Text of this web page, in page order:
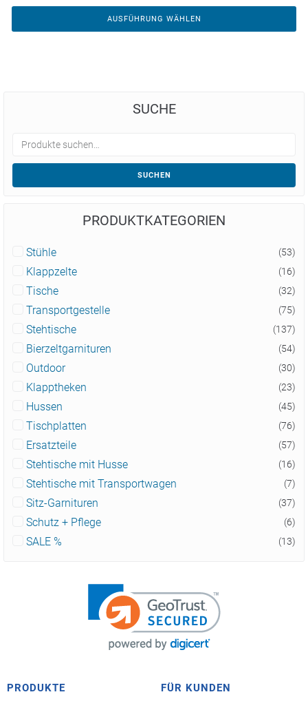
AUSFÜHRUNG WÄHLEN
SUCHE
SUCHEN
PRODUKTKATEGORIEN
Stühle (53)
Klappzelte (16)
Tische (32)
Transportgestelle (75)
Stehtische (137)
Bierzeltgarnituren (54)
Outdoor (30)
Klapptheken (23)
Hussen (45)
Tischplatten (76)
Ersatzteile (57)
Stehtische mit Husse (16)
Stehtische mit Transportwagen (7)
Sitz-Garnituren (37)
Schutz + Pflege (6)
SALE % (13)
PRODUKTE FÜR KUNDEN